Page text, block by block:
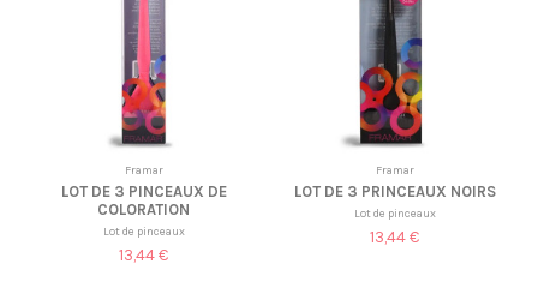
Framar
LOT DE 3 PINCEAUX DE
COLORATION
Lot de pinceaux
13,44 €
Framar
LOT DE 3 PRINCEAUX NOIRS
Lot de pinceaux
13,44 €